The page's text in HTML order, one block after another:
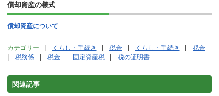
償却資産の様式
償却資産について
カテゴリー くらし・手続き 税金 くらし・手続き
税金
税務係
税金 固定資産税 税の証明書
関連記事